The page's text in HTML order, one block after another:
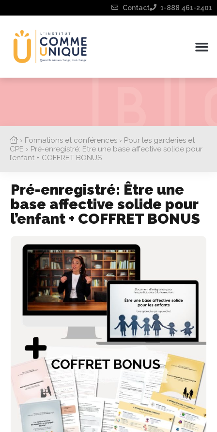
Contact 1-888 461-2401
› Formations et conférences › Pour les garderies et
CPE › Pré-enregistré: Être une base affective solide pour
l’enfant + COFFRET BONUS
Pré-enregistré: Être une
base affective solide pour
l’enfant + COFFRET BONUS